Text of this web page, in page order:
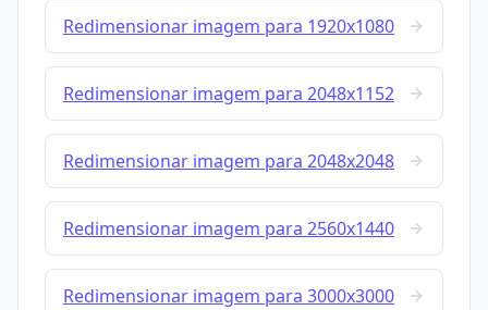
Redimensionar imagem para 1920x1080
Redimensionar imagem para 2048x1152
Redimensionar imagem para 2048x2048
Redimensionar imagem para 2560x1440
Redimensionar imagem para 3000x3000